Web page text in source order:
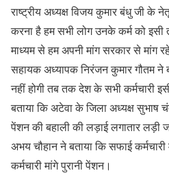
राष्ट्रीय अध्यक्ष विजय कुमार बंधु जी के
करना है हम सभी लोग उनके कर्म को इसी
माध्यम से हम अपनी मांग सरकार से मांग
सहायक अध्यापक निरंजन कुमार गौतम
नहीं होगी तब तक देश के सभी कर्मचारी
बताया कि अटेवा के जिला अध्यक्ष सुभाष
पेंशन की बहाली की लड़ाई लगातार लड़ी
अभय चौहान ने बताया कि सफाई
कर्मचारी मांगे पुरानी पेंशन।